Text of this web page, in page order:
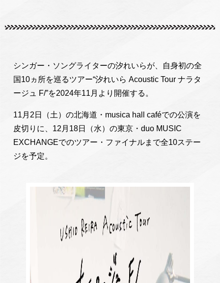
シンガー・ソングライターの汐れいらが、自身初の全
国10ヵ所を巡るツアー“汐れいら Acoustic Tour ナラタ
ージュ F/”を2024年11月より開催する。
11月2日（土）の北海道・musica hall caféでの公演を
皮切りに、12月18日（水）の東京・duo MUSIC
EXCHANGEでのツアー・ファイナルまで全10ステー
ジを予定。